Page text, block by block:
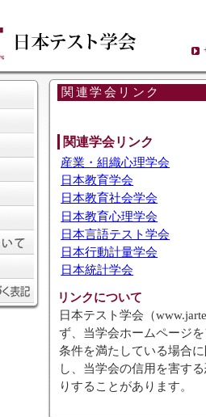
関連学会リンク
関連学会リンク
産業・組織心理学会
日本教育学会
日本教育社会学会
日本教育心理学会
日本言語テスト学会
日本行動計量学会
日本統計学会
リンクについて
日本テスト学会（
ず、当学会ホームページ
条件を満たしている場合
し、当学会の信用を害す
りすることがあります。